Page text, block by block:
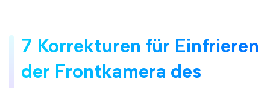
7 Korrekturen für Einfrieren
der Frontkamera des